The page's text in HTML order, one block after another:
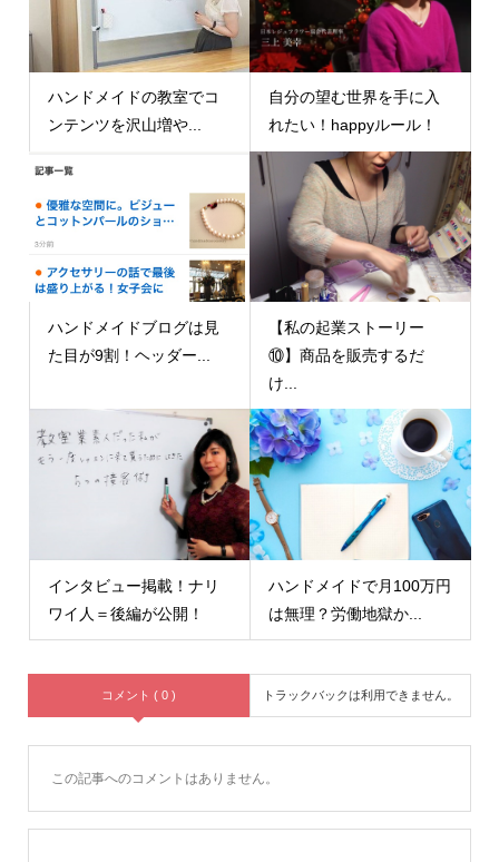
ハンドメイドの教室でコ
ンテンツを沢山増や...
自分の望む世界を手に入
れたい！happyルール！
ハンドメイドブログは見
た目が9割！ヘッダー...
【私の起業ストーリー
⑩】商品を販売するだ
け...
インタビュー掲載！ナリ
ワイ人＝後編が公開！
ハンドメイドで月100万円
は無理？労働地獄か...
コメント ( 0 ) トラックバックは利用できません。
この記事へのコメントはありません。